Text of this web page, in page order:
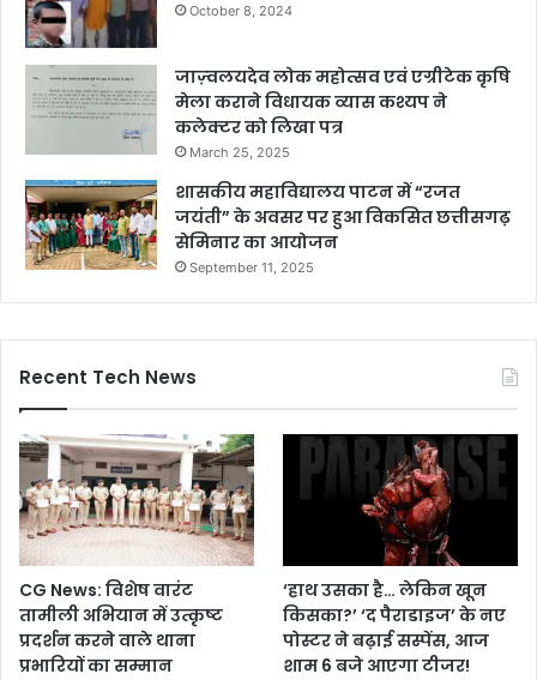
October 8, 2024
जाज़्वलयदेव लोक महोत्सव एवं एग्रीटेक कृषि
मेला कराने विधायक व्यास कश्यप ने
कलेक्टर को लिखा पत्र
March 25, 2025
शासकीय महाविद्यालय पाटन में “रजत
जयंती” के अवसर पर हुआ विकसित छत्तीसगढ़
सेमिनार का आयोजन
September 11, 2025
Recent Tech News
CG News: विशेष वारंट
तामीली अभियान में उत्कृष्ट
प्रदर्शन करने वाले थाना
प्रभारियों का सम्मान
‘हाथ उसका है… लेकिन खून
किसका?’ ‘द पैराडाइज’ के नए
पोस्टर ने बढ़ाई सस्पेंस, आज
शाम 6 बजे आएगा टीजर!